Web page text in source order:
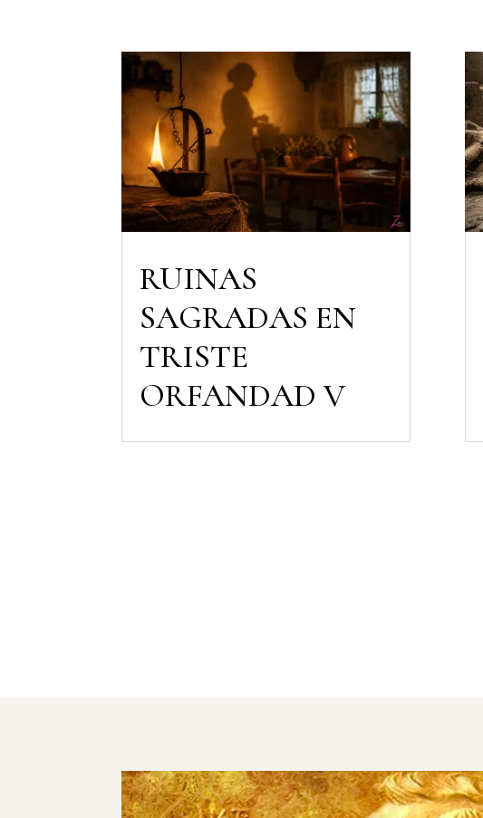
RUINAS
SAGRADAS EN
TRISTE
ORFANDAD V